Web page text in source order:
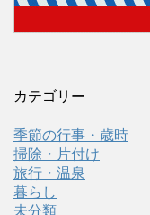
カテゴリー
季節の行事・歳時
掃除・片付け
旅行・温泉
暮らし
未分類